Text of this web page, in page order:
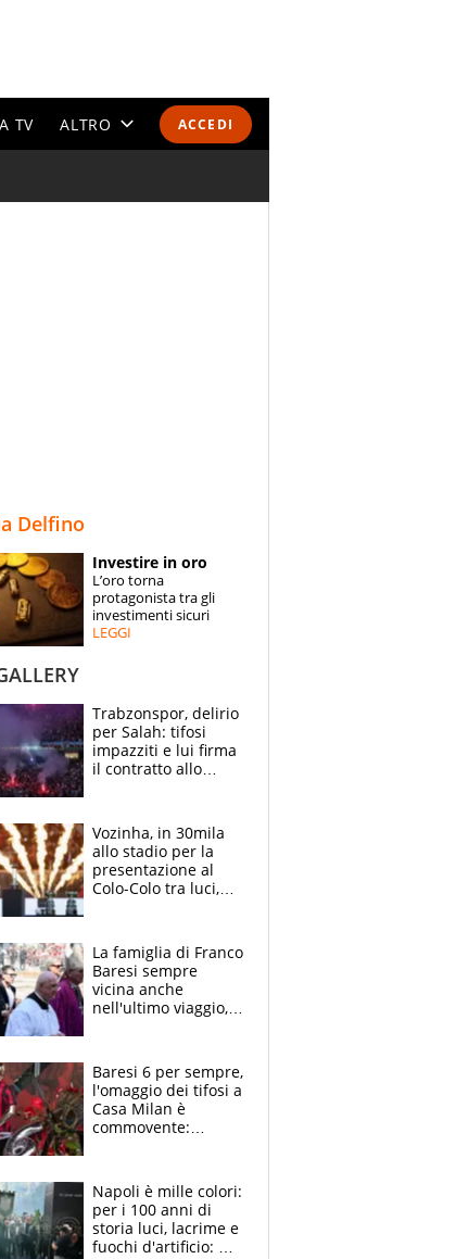
ACCEDI
TV ALTRO
ESPERTI
CONTATTI
Delfino
Investire in oro
L’oro torna
protagonista tra gli
investimenti sicuri
LEGGI
Trabzonspor, delirio
per Salah: tifosi
impazziti e lui firma
il contratto allo
Vozinha, in 30mila
allo stadio per la
presentazione al
Colo-Colo tra luci,
La famiglia di Franco
Baresi sempre
vicina anche
nell'ultimo viaggio,
circondati
dall'affetto dei tifosi
Baresi 6 per sempre,
l'omaggio dei tifosi a
Casa Milan è
commovente:
bigliettini
Napoli è mille colori:
per i 100 anni di
storia luci, lacrime e
fuochi d'artificio: De